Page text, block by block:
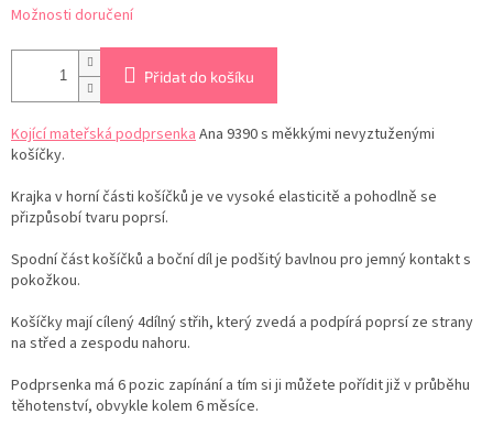
Možnosti doručení
Přidat do košíku
Kojící mateřská podprsenkaAna 9390 s měkkými nevyztuženými
košíčky.
Krajka v horní části košíčků je ve vysoké elasticitě a pohodlně se
přizpůsobí tvaru poprsí.
Spodní část košíčků a boční díl je podšitý bavlnou pro jemný kontakt s
pokožkou.
Košíčky mají cílený 4dílný střih, který zvedá a podpírá poprsí ze strany
na střed a zespodu nahoru.
Podprsenka má 6 pozic zapínání a tím si ji můžete pořídit již v průběhu
těhotenství, obvykle kolem 6 měsíce.